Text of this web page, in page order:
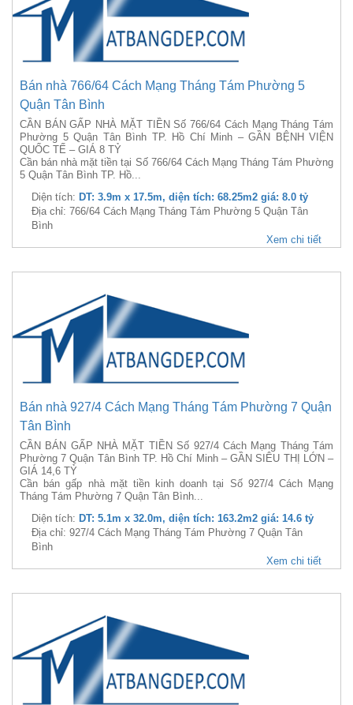
Bán nhà 766/64 Cách Mạng Tháng Tám Phường 5
Quận Tân Bình
CẦN BÁN GẤP NHÀ MẶT TIỀN Số 766/64 Cách Mạng Tháng Tám
Phường 5 Quận Tân Bình TP. Hồ Chí Minh – GẦN BỆNH VIỆN
QUỐC TẾ – GIÁ 8 TỶ
Cần bán nhà mặt tiền tại Số 766/64 Cách Mạng Tháng Tám Phường
5 Quận Tân Bình TP. Hồ...
Diện tích: DT: 3.9m x 17.5m, diện tích: 68.25m2 giá: 8.0 tỷ
Địa chỉ: 766/64 Cách Mạng Tháng Tám Phường 5 Quận Tân
Bình
Xem chi tiết
Bán nhà 927/4 Cách Mạng Tháng Tám Phường 7 Quận
Tân Bình
CẦN BÁN GẤP NHÀ MẶT TIỀN Số 927/4 Cách Mạng Tháng Tám
Phường 7 Quận Tân Bình TP. Hồ Chí Minh – GẦN SIÊU THỊ LỚN –
GIÁ 14,6 TỶ
Cần bán gấp nhà mặt tiền kinh doanh tại Số 927/4 Cách Mạng
Tháng Tám Phường 7 Quận Tân Bình...
Diện tích: DT: 5.1m x 32.0m, diện tích: 163.2m2 giá: 14.6 tỷ
Địa chỉ: 927/4 Cách Mạng Tháng Tám Phường 7 Quận Tân
Bình
Xem chi tiết